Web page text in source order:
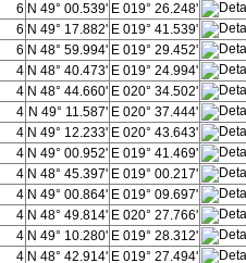
6 N 49° 00.539' E 019° 26.248'
6 N 49° 17.882' E 019° 41.539'
6 N 48° 59.994' E 019° 29.452'
4 N 48° 40.473' E 019° 24.994'
4 N 48° 44.660' E 020° 34.502'
4 N 49° 11.587' E 020° 37.444'
4 N 49° 12.233' E 020° 43.643'
4 N 49° 00.952' E 019° 41.469'
4 N 48° 45.397' E 019° 00.217'
4 N 49° 00.864' E 019° 09.697'
4 N 48° 49.814' E 020° 27.766'
4 N 49° 10.280' E 019° 28.312'
4 N 48° 42.914' E 019° 27.494'